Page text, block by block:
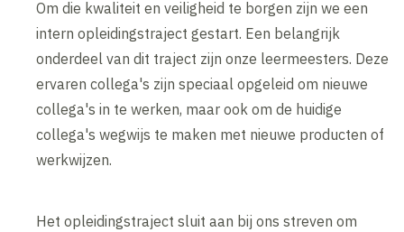
Om die kwaliteit en veiligheid te borgen zijn we een
intern opleidingstraject gestart. Een belangrijk
onderdeel van dit traject zijn onze leermeesters. Deze
ervaren collega's zijn speciaal opgeleid om nieuwe
collega's in te werken, maar ook om de huidige
collega's wegwijs te maken met nieuwe producten of
werkwijzen.
Het opleidingstraject sluit aan bij ons streven om